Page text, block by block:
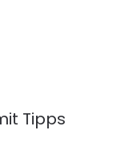
Tipps